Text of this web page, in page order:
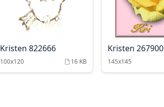
Kristen 822666
100x120 16 KB
Kristen 267900
145x145